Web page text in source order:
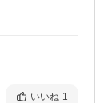
いいね 1